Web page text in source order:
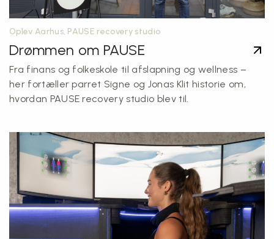
Oplev Aarhus, PAUSE recovery studio
Drømmen om PAUSE
Fra finans og folkeskole til afslapning og wellness –
her fortæller parret Signe og Jonas Klit historie om,
hvordan PAUSE recovery studio blev til.